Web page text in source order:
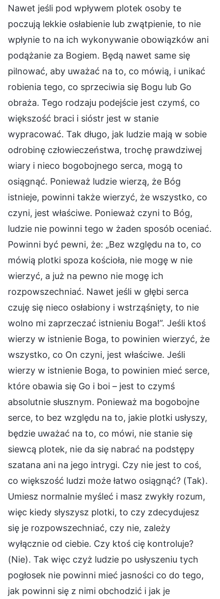
Nawet jeśli pod wpływem plotek osoby te
poczują lekkie osłabienie lub zwątpienie, to nie
wpłynie to na ich wykonywanie obowiązków ani
podążanie za Bogiem. Będą nawet same się
pilnować, aby uważać na to, co mówią, i unikać
robienia tego, co sprzeciwia się Bogu lub Go
obraża. Tego rodzaju podejście jest czymś, co
większość braci i sióstr jest w stanie
wypracować. Tak długo, jak ludzie mają w sobie
odrobinę człowieczeństwa, trochę prawdziwej
wiary i nieco bogobojnego serca, mogą to
osiągnąć. Ponieważ ludzie wierzą, że Bóg
istnieje, powinni także wierzyć, że wszystko, co
czyni, jest właściwe. Ponieważ czyni to Bóg,
ludzie nie powinni tego w żaden sposób oceniać.
Powinni być pewni, że: „Bez względu na to, co
mówią plotki spoza kościoła, nie mogę w nie
wierzyć, a już na pewno nie mogę ich
rozpowszechniać. Nawet jeśli w głębi serca
czuję się nieco osłabiony i wstrząśnięty, to nie
wolno mi zaprzeczać istnieniu Boga!”. Jeśli ktoś
wierzy w istnienie Boga, to powinien wierzyć, że
wszystko, co On czyni, jest właściwe. Jeśli
wierzy w istnienie Boga, to powinien mieć serce,
które obawia się Go i boi – jest to czymś
absolutnie słusznym. Ponieważ ma bogobojne
serce, to bez względu na to, jakie plotki usłyszy,
będzie uważać na to, co mówi, nie stanie się
siewcą plotek, nie da się nabrać na podstępy
szatana ani na jego intrygi. Czy nie jest to coś,
co większość ludzi może łatwo osiągnąć? (Tak).
Umiesz normalnie myśleć i masz zwykły rozum,
więc kiedy słyszysz plotki, to czy zdecydujesz
się je rozpowszechniać, czy nie, zależy
wyłącznie od ciebie. Czy ktoś cię kontroluje?
(Nie). Tak więc czyż ludzie po usłyszeniu tych
pogłosek nie powinni mieć jasności co do tego,
jak powinni się z nimi obchodzić i jak je